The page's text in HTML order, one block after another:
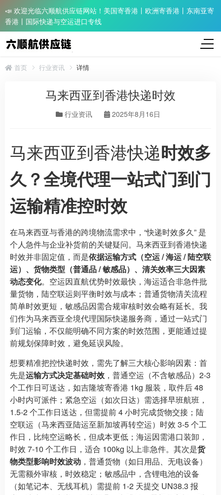
📣 欢迎光临六顺航供应链网站！美国寄香港丨欧洲寄香港丨东南亚寄
香港丨国际快递与空运进口专线
首页 行业资讯 详情
马来西亚到香港快递时效
行业资讯 2025年8月16日
马来西亚到香港快递时效多
久？全境代理一站式门到门
运输精准控时效
在马来西亚与香港的跨境物流需求中，“快递时效多久” 是
个人急件与企业补货前的关键疑问。马来西亚到香港快递
时效并非固定值，而是依据运输方式（空运 / 海运 / 陆空联
运）、货物类型（普通品 / 敏感品）、清关效率三大因素
动态变化。空运因直航优势时效最快，海运适合非急件批
量货物，陆空联运则平衡时效与成本；普通货物清关流程
简单时效更短，敏感品因需合规审核时效会略有延长。我
们作为马来西亚全境代理国际快递服务商，通过一站式门
到门运输，不仅能明确不同方案的时效范围，更能通过提
前规划保障时效，避免延误风险。
想要精准把控快递时效，需先了解三大核心影响因素：首
先是运输方式决定基础时效 ，普通空运（不含敏感品）2-3
个工作日可送达，如吉隆坡寄香港 1kg 服装，取件后 48
小时内可派件；紧急空运（如次日达）需选择早班航班，
1.5-2 个工作日送达，但需提前 4 小时完成货物交接；陆
空联运（马来西亚陆运至新加坡再转空运）时效 3-5 个工
作日，比纯空运略长，但成本更低；海运因需港口装卸，
时效 7-10 个工作日，适合 100kg 以上非急件。其次是货
物类型影响时效波动 ，普通货物（如日用品、无电设备）
无需额外审核，时效稳定；敏感品中，含锂电池的设备
（如笔记本、无线耳机）需提前 1-2 天提交 UN38.3 报